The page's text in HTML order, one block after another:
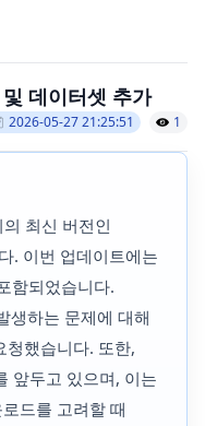
데이터셋 추가
2026-05-27 21:25:51 1
최신 버전인
. 이번 업데이트에는
함되었습니다.
생하는 문제에 대해
했습니다. 또한,
앞두고 있으며, 이는
드를 고려할 때